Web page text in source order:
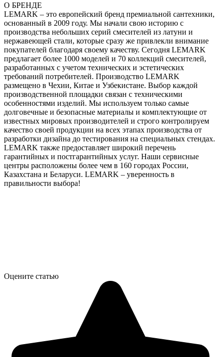
О БРЕНДЕ
LEMARK – это европейский бренд премиальной сантехники,
основанный в 2009 году. Мы начали свою историю с
производства небольших серий смесителей из латуни и
нержавеющей стали, которые сразу же привлекли внимание
покупателей благодаря своему качеству. Сегодня LEMARK
предлагает более 1000 моделей и 70 коллекций смесителей,
разработанных с учетом технических и эстетических
требований потребителей. Производство LEMARK
размещено в Чехии, Китае и Узбекистане. Выбор каждой
производственной площадки связан с техническими
особенностями изделий. Мы используем только самые
долговечные и безопасные материалы и комплектующие от
известных мировых производителей и строго контролируем
качество своей продукции на всех этапах производства от
разработки дизайна до тестирования на специальных стендах.
LEMARK также предоставляет широкий перечень
гарантийных и постгарантийных услуг. Наши сервисные
центры расположены более чем в 160 городах России,
Казахстана и Беларуси. LEMARK – уверенность в
правильности выбора!
Оцените статью